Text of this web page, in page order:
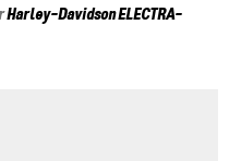
Harley-DavidsonELECTRA-